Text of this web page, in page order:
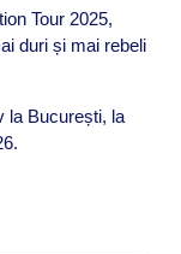
Tour 2025,
duri și mai rebeli
la București, la